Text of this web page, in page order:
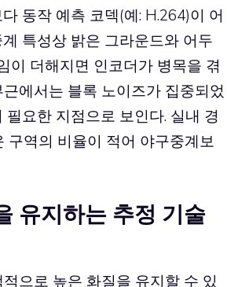
동작 예측 코덱(예: H.264)이 어
특성상 밝은 그라운드와 어두
이 더해지면 인코더가 병목을 겪
에서는 블록 노이즈가 집중되었
요한 지점으로 보인다. 실내 경
역의 비율이 적어 야구중계보
유지하는 추정 기술
으로 높은 화질을 유지할 수 있